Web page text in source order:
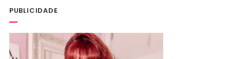
PUBLICIDADE